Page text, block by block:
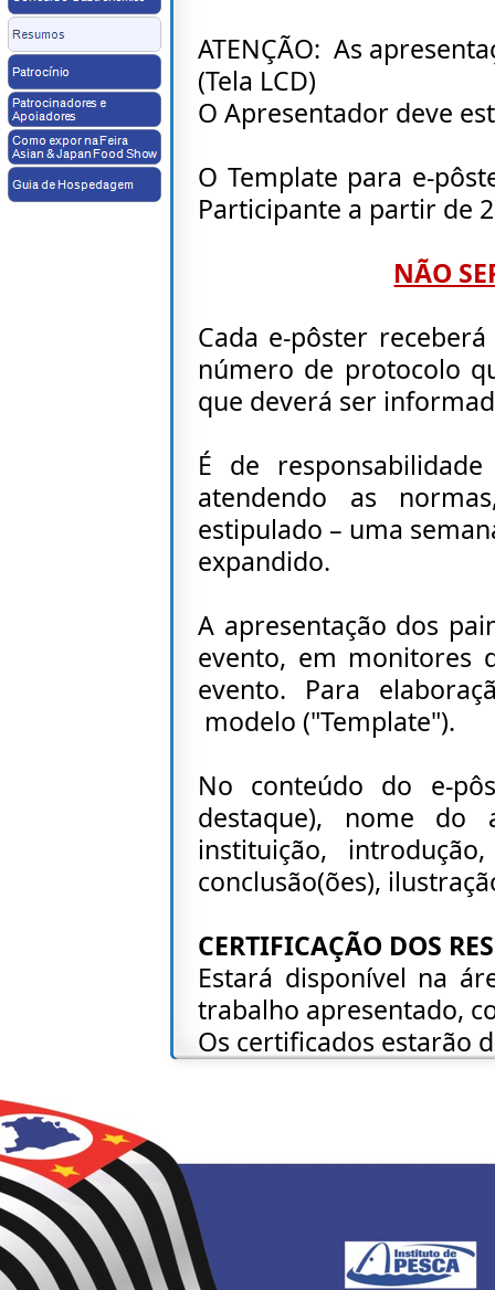
ATENÇÃO: As
(Tela LCD)
O Apresentador deve
O Template para e-
Participante a partir de
NÃO
Cada e-pôster
número de protocolo
que deverá ser
É de
atendendo as
estipulado – uma
expandido.
A apresentação dos
evento, em monitores
evento. Para
modelo ("Template").
No conteúdo do e-
destaque), nome do
instituição,
conclusão(ões),
CERTIFICAÇÃO DOS
Estará disponível na
trabalho apresentado,
Os certificados estarão